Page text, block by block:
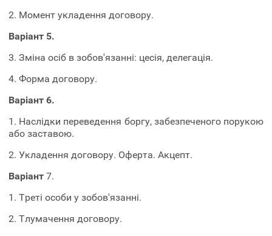
2. Момент укладення договору.
Варіант 5.
3. Зміна осіб в зобов'язанні: цесія, делегація.
4. Форма договору.
Варіант 6.
1. Наслідки переведення боргу, забезпеченого порукою
або заставою.
2. Укладення договору. Оферта. Акцепт.
Варіант 7.
1. Треті особи у зобов'язанні.
2. Тлумачення договору.